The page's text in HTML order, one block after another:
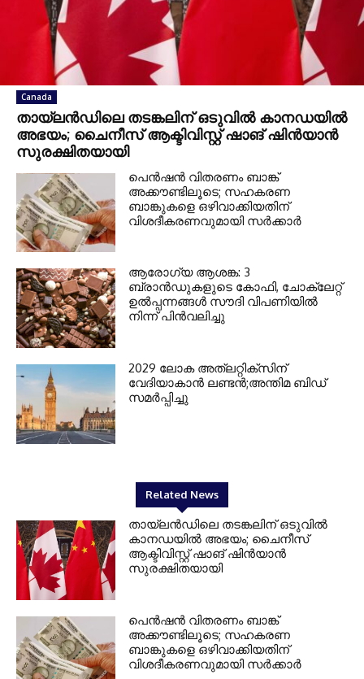
Canada
തായ്‌ലൻഡിലെ തടങ്കലിന് ഒടുവിൽ കാനഡയിൽ
അഭയം; ചൈനീസ് ആക്ടിവിസ്റ്റ് ഷാങ് ഷിൻയാൻ
സുരക്ഷിതയായി
പെൻഷൻ വിതരണം ബാങ്ക്
അക്കൗണ്ടിലൂടെ; സഹകരണ
ബാങ്കുകളെ ഒഴിവാക്കിയതിന്
വിശദീകരണവുമായി സർക്കാർ
ആരോഗ്യ ആശങ്ക: 3
ബ്രാൻഡുകളുടെ കോഫി, ചോക്ലേറ്റ്
ഉൽപ്പന്നങ്ങൾ സൗദി വിപണിയിൽ
നിന്ന് പിൻവലിച്ചു
2029 ലോക അത്ലറ്റിക്സിന്
വേദിയാകാന്‍ ലണ്ടന്‍;അന്തിമ ബിഡ്
സമര്‍പ്പിച്ചു
Related News
തായ്‌ലൻഡിലെ തടങ്കലിന് ഒടുവിൽ
കാനഡയിൽ അഭയം; ചൈനീസ്
ആക്ടിവിസ്റ്റ് ഷാങ് ഷിൻയാൻ
സുരക്ഷിതയായി
പെൻഷൻ വിതരണം ബാങ്ക്
അക്കൗണ്ടിലൂടെ; സഹകരണ
ബാങ്കുകളെ ഒഴിവാക്കിയതിന്
വിശദീകരണവുമായി സർക്കാർ